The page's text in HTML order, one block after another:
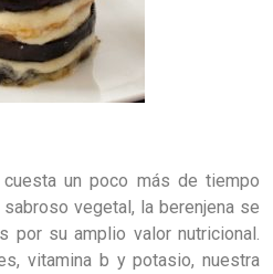
un poco más de tiempo
vegetal, la berenjena se
por su amplio valor nutricional.
vitamina b y potasio, nuestra